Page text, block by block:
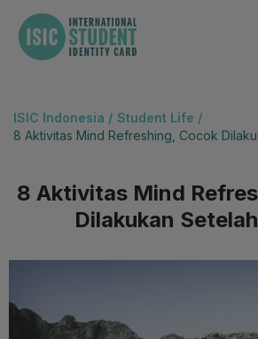
ISIC Indonesia / Student Life /
8 Aktivitas Mind Refreshing, Cocok
8 Aktivitas Mind
Dilakukan